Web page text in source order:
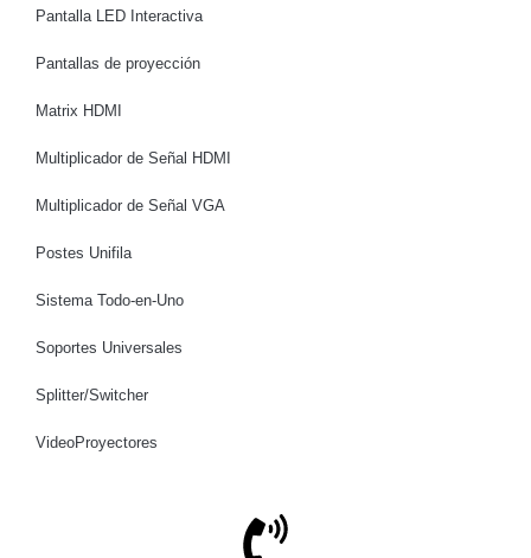
Pantalla LED Interactiva
Pantallas de proyección
Matrix HDMI
Multiplicador de Señal HDMI
Multiplicador de Señal VGA
Postes Unifila
Sistema Todo-en-Uno
Soportes Universales
Splitter/Switcher
VideoProyectores